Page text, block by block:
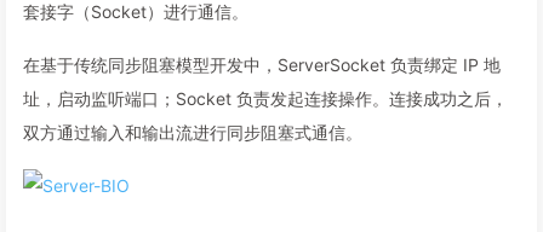
套接字（Socket）进行通信。
在基于传统同步阻塞模型开发中，ServerSocket 负责绑定 IP 地
址，启动监听端口；Socket 负责发起连接操作。连接成功之后，
双方通过输入和输出流进行同步阻塞式通信。